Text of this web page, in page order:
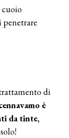
cuoio
penetrare
di
è
da tinte,